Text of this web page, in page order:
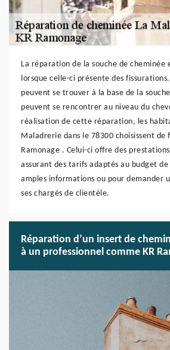
La réparation de la souche de cheminée
lorsque celle-ci présente des
peuvent se trouver à la base de la
peuvent se rencontrer au niveau du
réalisation de cette réparation, les
Maladrerie dans le 78300 choisissent de
Ramonage . Celui-ci offre des
assurant des tarifs adaptés au budget
amples informations ou pour demander
ses chargés de clientèle.
Réparation d’un insert de
à un professionnel comme KR